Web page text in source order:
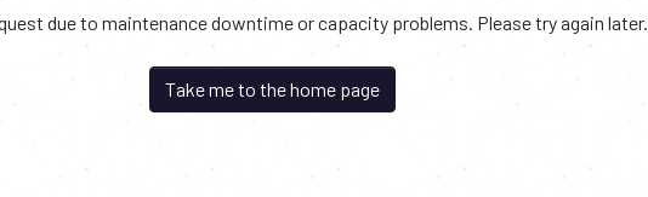
due to maintenance downtime or capacity problems. Please try again later.
Take me to the home page